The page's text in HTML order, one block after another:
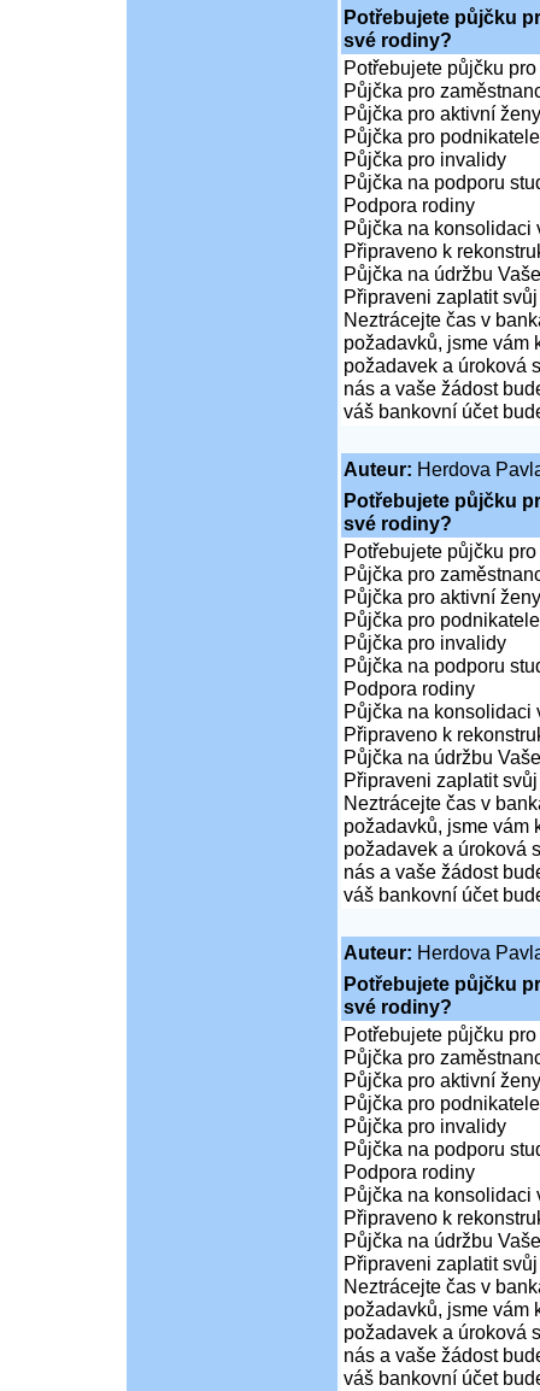
Potřebujete půjčku
své rodiny?
Potřebujete půjčku
Půjčka pro
Půjčka pro aktivní
Půjčka pro podnikatele
Půjčka pro invalidy
Půjčka na podporu
Podpora rodiny
Půjčka na konsolidaci
Připraveno k
Půjčka na údržbu
Připraveni zaplatit
Neztrácejte čas v
požadavků, jsme vám
požadavek a úroková
nás a vaše žádost
váš bankovní účet
Auteur: Herdova
Potřebujete půjčku
své rodiny?
Potřebujete půjčku
Půjčka pro
Půjčka pro aktivní
Půjčka pro podnikatele
Půjčka pro invalidy
Půjčka na podporu
Podpora rodiny
Půjčka na konsolidaci
Připraveno k
Půjčka na údržbu
Připraveni zaplatit
Neztrácejte čas v
požadavků, jsme vám
požadavek a úroková
nás a vaše žádost
váš bankovní účet
Auteur: Herdova
Potřebujete půjčku
své rodiny?
Potřebujete půjčku
Půjčka pro
Půjčka pro aktivní
Půjčka pro podnikatele
Půjčka pro invalidy
Půjčka na podporu
Podpora rodiny
Půjčka na konsolidaci
Připraveno k
Půjčka na údržbu
Připraveni zaplatit
Neztrácejte čas v
požadavků, jsme vám
požadavek a úroková
nás a vaše žádost
váš bankovní účet